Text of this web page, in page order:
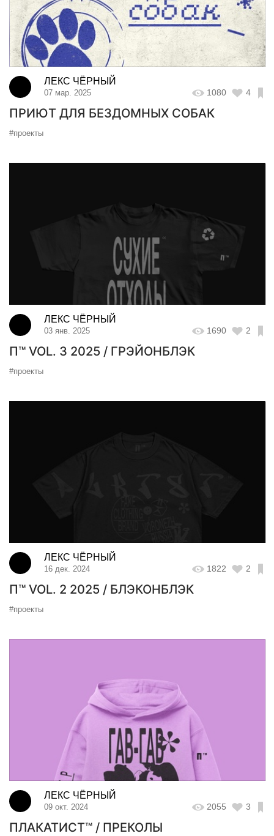
ЛЕКС ЧЁРНЫЙ
07 мар. 2025 1080 4
ПРИЮТ ДЛЯ БЕЗДОМНЫХ СОБАК
#проекты
ЛЕКС ЧЁРНЫЙ
03 янв. 2025 1690 2
П™ VOL. 3 2025 / ГРЭЙОНБЛЭК
#проекты
ЛЕКС ЧЁРНЫЙ
16 дек. 2024 1822 2
П™ VOL. 2 2025 / БЛЭКОНБЛЭК
#проекты
ЛЕКС ЧЁРНЫЙ
09 окт. 2024 2055 3
ПЛАКАТИСТ™ / ПРЕКОЛЫ